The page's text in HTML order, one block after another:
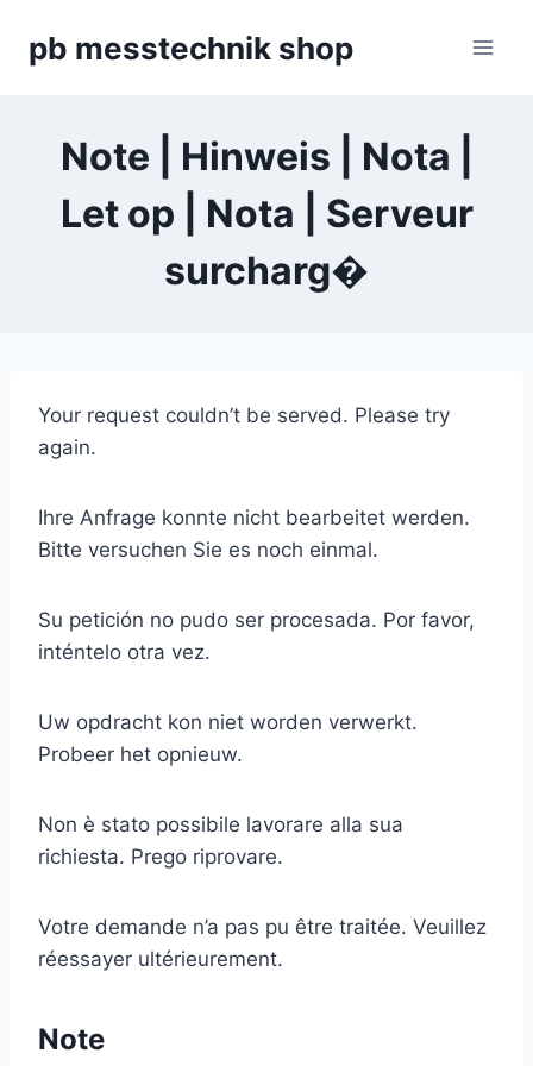
Inhaltpb messtechnik shop
Note | Hinweis | Nota |
Let op | Nota | Serveur
surcharg�
Your request couldn’t be served. Please try
again.
Ihre Anfrage konnte nicht bearbeitet werden.
Bitte versuchen Sie es noch einmal.
Su petición no pudo ser procesada. Por favor,
inténtelo otra vez.
Uw opdracht kon niet worden verwerkt.
Probeer het opnieuw.
Non è stato possibile lavorare alla sua
richiesta. Prego riprovare.
Votre demande n’a pas pu être traitée. Veuillez
réessayer ultérieurement.
Note